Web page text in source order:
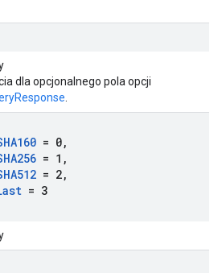
dla opcjonalnego pola opcji
= 0,
= 1 ,
= 2,
= 3